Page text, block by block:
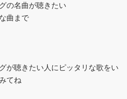
の名曲が聴きたい
曲まで
が聴きたい人にピッタリな歌をい
てね